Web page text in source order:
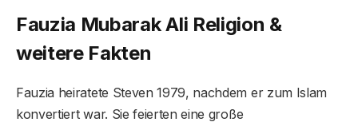
Fauzia Mubarak Ali Religion &
weitere Fakten
Fauzia heiratete Steven 1979, nachdem er zum Islam
konvertiert war. Sie feierten eine große